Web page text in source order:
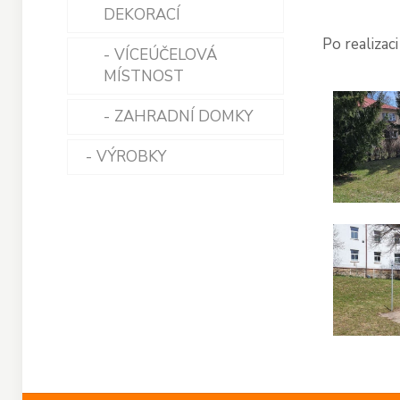
Po realizaci
DEKORACÍ
NEMOCNICE KYJOV
VÍCEÚČELOVÁ
MÍSTNOST
ZAHRADNÍ DOMKY
VÝROBKY